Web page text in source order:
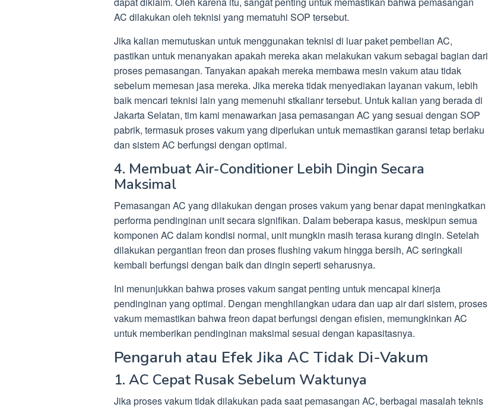
AC dilakukan oleh teknisi yang mematuhi SOP tersebut.
Jika kalian memutuskan untuk menggunakan teknisi di luar paket pembelian AC,
pastikan untuk menanyakan apakah mereka akan melakukan vakum sebagai bagian dari
proses pemasangan. Tanyakan apakah mereka membawa mesin vakum atau tidak
sebelum memesan jasa mereka. Jika mereka tidak menyediakan layanan vakum, lebih
baik mencari teknisi lain yang memenuhi stkalianr tersebut. Untuk kalian yang berada di
Jakarta Selatan, tim kami menawarkan jasa pemasangan AC yang sesuai dengan SOP
pabrik, termasuk proses vakum yang diperlukan untuk memastikan garansi tetap berlaku
dan sistem AC berfungsi dengan optimal.
4. Membuat Air-Conditioner Lebih Dingin Secara
Maksimal
Pemasangan AC yang dilakukan dengan proses vakum yang benar dapat meningkatkan
performa pendinginan unit secara signifikan. Dalam beberapa kasus, meskipun semua
komponen AC dalam kondisi normal, unit mungkin masih terasa kurang dingin. Setelah
dilakukan pergantian freon dan proses flushing vakum hingga bersih, AC seringkali
kembali berfungsi dengan baik dan dingin seperti seharusnya.
Ini menunjukkan bahwa proses vakum sangat penting untuk mencapai kinerja
pendinginan yang optimal. Dengan menghilangkan udara dan uap air dari sistem, proses
vakum memastikan bahwa freon dapat berfungsi dengan efisien, memungkinkan AC
untuk memberikan pendinginan maksimal sesuai dengan kapasitasnya.
Pengaruh atau Efek Jika AC Tidak Di-Vakum
1. AC Cepat Rusak Sebelum Waktunya
Jika proses vakum tidak dilakukan pada saat pemasangan AC, berbagai masalah teknis